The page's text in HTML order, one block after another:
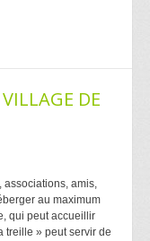
DE
associations, amis,
au maximum
qui peut accueillir
treille » peut servir de